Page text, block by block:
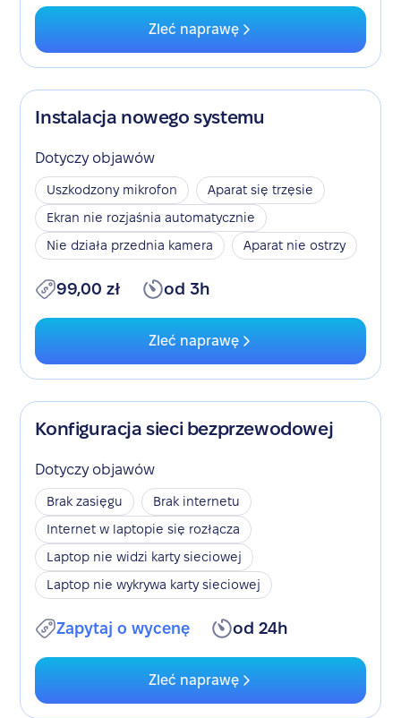
Zleć naprawę
Instalacja nowego systemu
Dotyczy objawów
Uszkodzony mikrofon
Aparat się trzęsie
Ekran nie rozjaśnia automatycznie
Nie działa przednia kamera
Aparat nie ostrzy
99,00 zł od 3h
Zleć naprawę
Konfiguracja sieci bezprzewodowej
Dotyczy objawów
Brak zasięgu
Brak internetu
Internet w laptopie się rozłącza
Laptop nie widzi karty sieciowej
Laptop nie wykrywa karty sieciowej
Zapytaj o wycenę od 24h
Zleć naprawę